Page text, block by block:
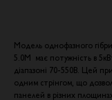
Модель однофазного
5.0М має потужність в
діапазоні 70-550В. Цей
одним стрінгом, що
панелей в різних